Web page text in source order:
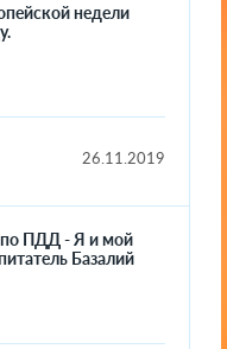
недели
26.11.2019
по ПДД - Я и мой
Базалий